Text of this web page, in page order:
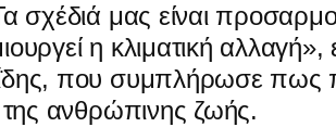
σχέδιά μας είναι
η κλιματική αλλαγή»,
που συμπλήρωσε πως
της ανθρώπινης ζωής.